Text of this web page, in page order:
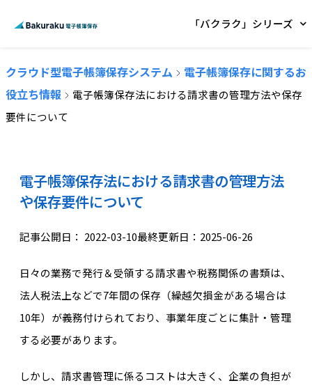
「バクラク」シリーズ
クラウド型電子帳簿保存システム
電子帳簿保存に関するお
役立ち情報
電子帳簿保存法における請求書の管理方法や保存
要件について
電子帳簿保存法における請求書の管理方法
や保存要件について
記事公開日： 2022-03-10最終更新日：2025-06-26
日々の業務で発行＆受領する請求書や税務関係の書類は、
法人税法上などで7年間の保存（繰越欠損金がある場合は
10年）が義務付けられており、事業年度ごとに集計・管理
する必要があります。
しかし、請求書管理に係るコストは大きく、企業の負担が